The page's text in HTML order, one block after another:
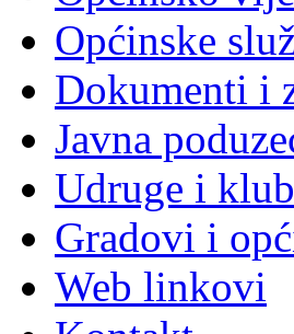
Općinske
Dokumenti i
Javna
Udruge i
Gradovi i
Web linkovi